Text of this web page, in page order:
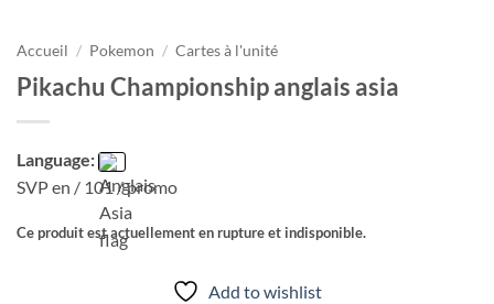
Accueil / Pokemon / Cartes à l'unité
Pikachu Championship anglais asia
Language:
SVP en / 101 / promo
Ce produit est actuellement en rupture et indisponible.
Add to wishlist